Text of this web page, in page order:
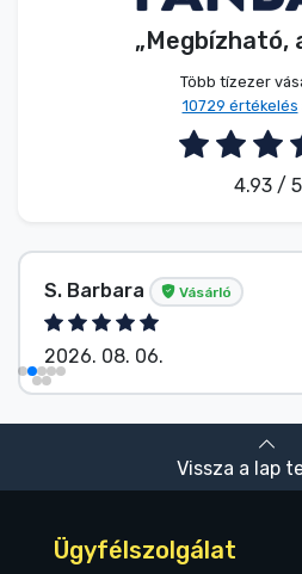
„Megbízható,
Több tízezer
10729 értékelés
4.93 / 5
S. Barbara Vásárló
2026. 08. 06.
Vissza a lap
Ügyfélszolgálat